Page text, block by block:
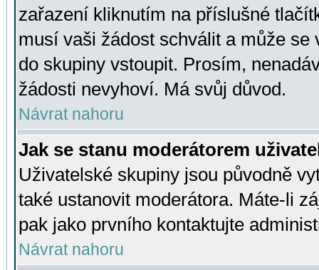
zařazení kliknutím na příslušné
musí vaši žádost schválit a může se
do skupiny vstoupit. Prosím,
žádosti nevyhoví. Má svůj důvod.
Návrat nahoru
Jak se stanu moderátorem
Uživatelské skupiny jsou původně
také ustanovit moderátora. Máte-li
pak jako prvního kontaktujte
Návrat nahoru